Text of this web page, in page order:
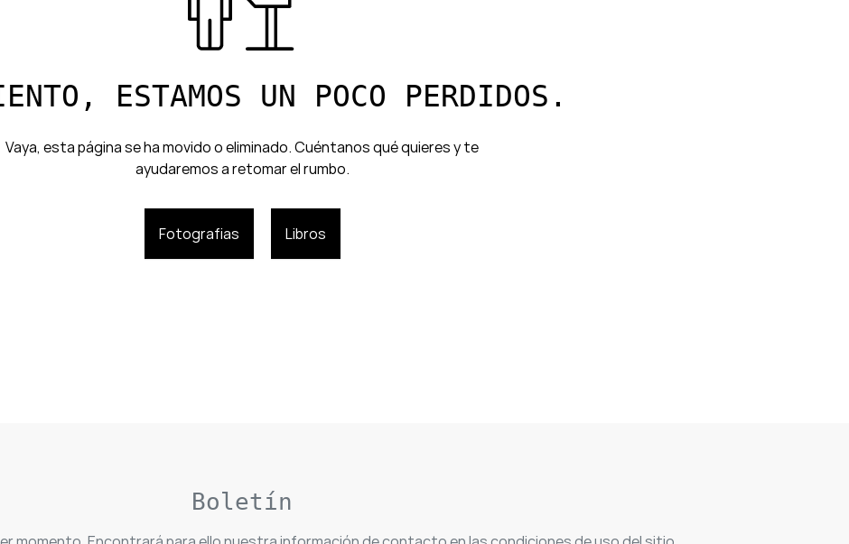
ESTAMOS UN POCO PERDIDOS.
Vaya, esta página se ha movido o eliminado. Cuéntanos qué quieres y te
ayudaremos a retomar el rumbo.
Fotografias Libros
Boletín